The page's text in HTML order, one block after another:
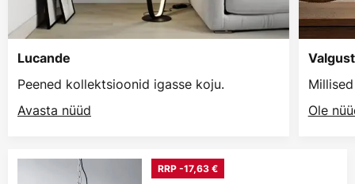
Lucande
Peened kollektsioonid igasse koju.
Avasta nüüd
Ole
RRP -17,63 €